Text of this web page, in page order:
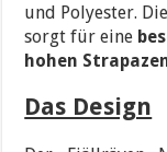
und Polyester.
sorgt für eine
hohen
Das Design